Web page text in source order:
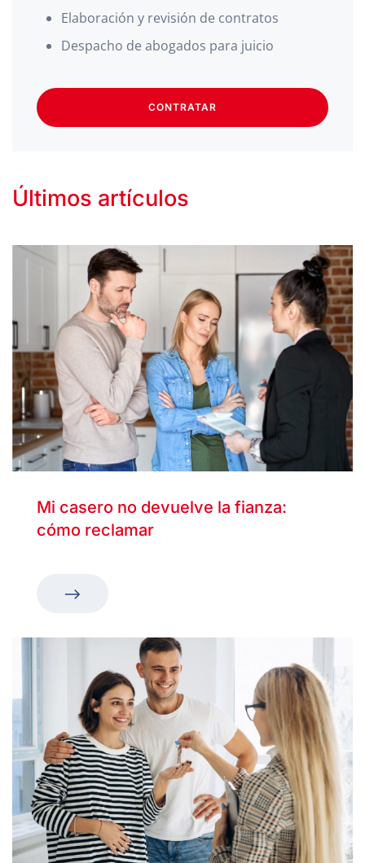
Elaboración y revisión de contratos
Despacho de abogados para juicio
CONTRATAR
Últimos artículos
Mi casero no devuelve la fianza:
cómo reclamar